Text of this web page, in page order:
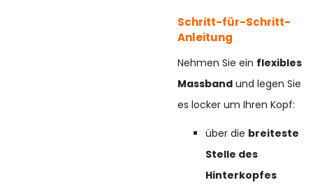
Schritt-für-Schritt-
Anleitung
Nehmen Sie ein flexibles
Massband und legen Sie
es locker um Ihren Kopf:
über die breiteste
Stelle des
Hinterkopfes